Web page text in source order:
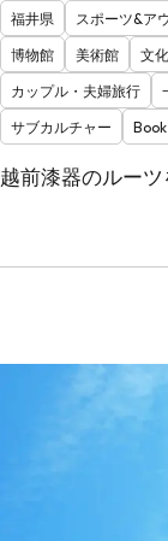
福井県 スポーツ&ア
博物館
美術館 文
カップル・夫婦旅行
サブカルチャー
越前漆器のルー